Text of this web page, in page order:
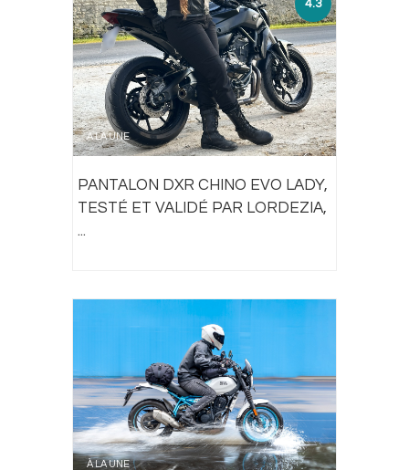
À LA UNE
4.3
PANTALON DXR CHINO EVO LADY,
TESTÉ ET VALIDÉ PAR LORDEZIA,
...
À LA UNE